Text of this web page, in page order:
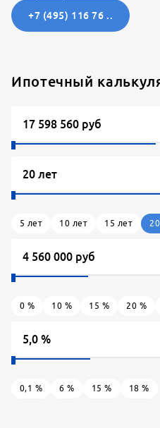
+7 (495) 116 76 ..
Ипотечный
0 % 10 % 15 % 20 %
5 лет 10 лет 15 лет 20
0,1 % 6 % 15 % 18 %